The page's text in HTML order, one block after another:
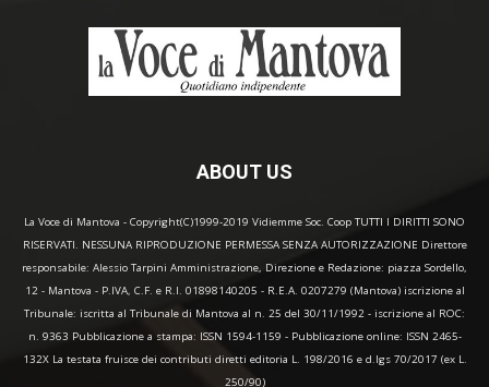
ABOUT US
La Voce di Mantova - Copyright(C)1999-2019 Vidiemme Soc. Coop TUTTI I DIRITTI SONO
RISERVATI. NESSUNA RIPRODUZIONE PERMESSA SENZA AUTORIZZAZIONE Direttore
responsabile: Alessio Tarpini Amministrazione, Direzione e Redazione: piazza Sordello,
12 - Mantova - P.IVA, C.F. e R.I. 01898140205 - R.E.A. 0207279 (Mantova) iscrizione al
Tribunale: iscritta al Tribunale di Mantova al n. 25 del 30/11/1992 - iscrizione al ROC:
n. 9363 Pubblicazione a stampa: ISSN 1594-1159 - Pubblicazione online: ISSN 2465-
132X La testata fruisce dei contributi diretti editoria L. 198/2016 e d.lgs 70/2017 (ex L.
250/90)